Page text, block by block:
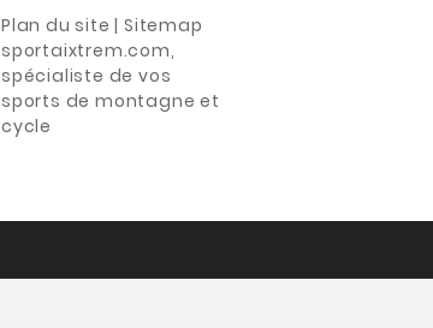
Plan du site | Sitemap
sportaixtrem.com,
spécialiste de vos
sports de montagne et
cycle